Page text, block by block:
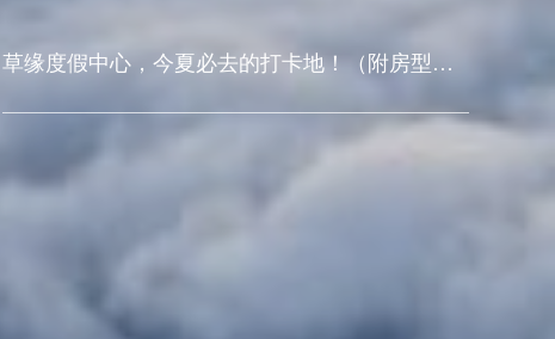
草缘度假中心，今夏必去的打卡地！（附房型、